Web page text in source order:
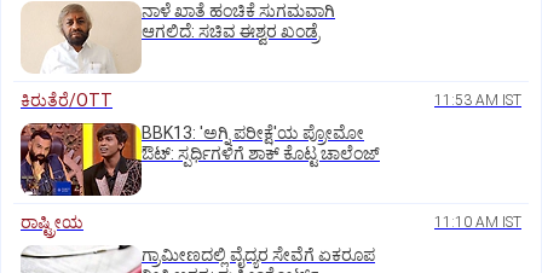
ನಾಳೆ ಖಾತೆ ಹಂಚಿಕೆ ಸುಗಮವಾಗಿ
ಆಗಲಿದೆ: ಸಚಿವ ಈಶ್ವರ ಖಂಡ್ರೆ
ಕಿರುತೆರೆ/OTT 11:53 AM IST
BBK13: 'ಅಗ್ನಿ ಪರೀಕ್ಷೆ'ಯ ಪ್ರೋಮೋ
ಔಟ್: ಸ್ಪರ್ಧಿಗಳಿಗೆ ಶಾಕ್ ಕೊಟ್ಟ ಚಾಲೆಂಜ್
ರಾಷ್ಟ್ರೀಯ 11:10 AM IST
ಗ್ರಾಮೀಣದಲ್ಲಿ ವೈದ್ಯರ ಸೇವೆಗೆ ಏಕರೂಪ